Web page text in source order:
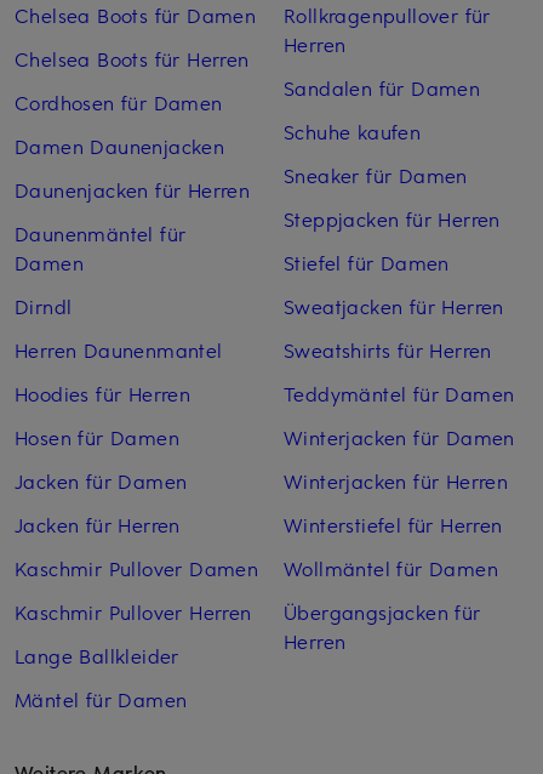
Chelsea Boots für Damen
Chelsea Boots für Herren
Cordhosen für Damen
Damen Daunenjacken
Daunenjacken für Herren
Daunenmäntel für
Damen
Dirndl
Herren Daunenmantel
Hoodies für Herren
Hosen für Damen
Jacken für Damen
Jacken für Herren
Kaschmir Pullover Damen
Kaschmir Pullover Herren
Lange Ballkleider
Mäntel für Damen
Rollkragenpullover für
Herren
Sandalen für Damen
Schuhe kaufen
Sneaker für Damen
Steppjacken für Herren
Stiefel für Damen
Sweatjacken für Herren
Sweatshirts für Herren
Teddymäntel für Damen
Winterjacken für Damen
Winterjacken für Herren
Winterstiefel für Herren
Wollmäntel für Damen
Übergangsjacken für
Herren